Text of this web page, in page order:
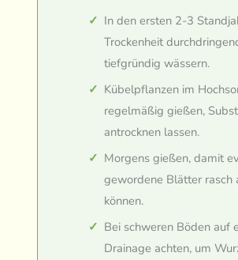
In den ersten 2-3
Trockenheit
tiefgründig wässern.
Kübelpflanzen im
regelmäßig gießen,
antrocknen lassen.
Morgens gießen, damit
gewordene Blätter rasch
können.
Bei schweren Böden auf
Drainage achten, um